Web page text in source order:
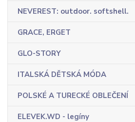
NEVEREST: outdoor. softshell.
GRACE, ERGET
GLO-STORY
ITALSKÁ DĚTSKÁ MÓDA
POLSKÉ A TURECKÉ OBLEČENÍ
ELEVEK.WD - legíny